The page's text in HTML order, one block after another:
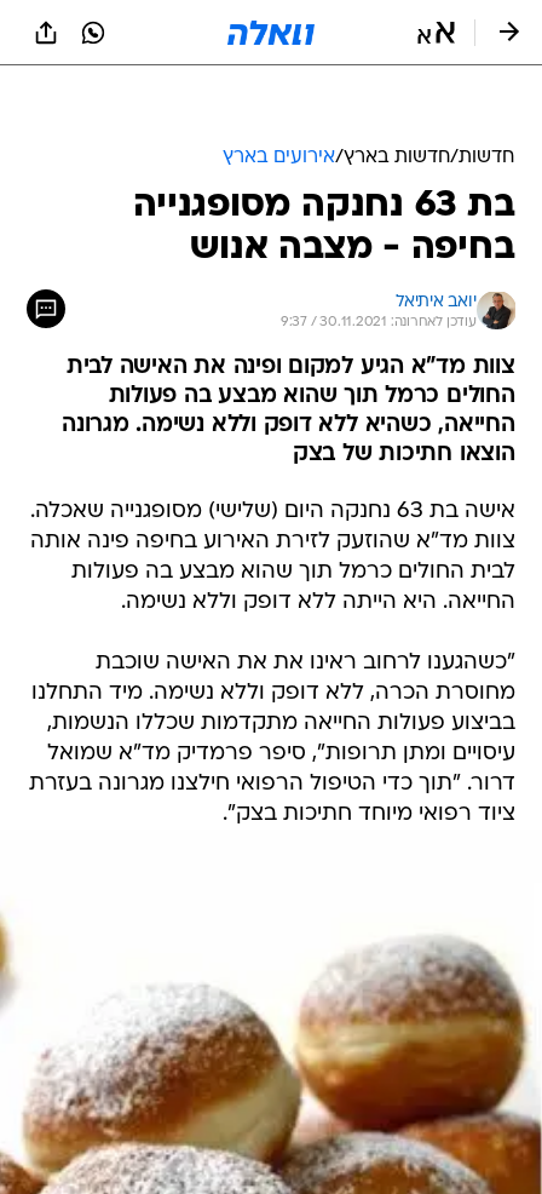
חדשות/חדשות בארץ/אירועים בארץ
בת 63 נחנקה מסופגנייה
בחיפה - מצבה אנוש
יואב איתיאל
עודכן לאחרונה: 30.11.2021 / 9:37
צוות מד"א הגיע למקום ופינה את האישה לבית
החולים כרמל תוך שהוא מבצע בה פעולות
החייאה, כשהיא ללא דופק וללא נשימה. מגרונה
הוצאו חתיכות של בצק
אישה בת 63 נחנקה היום (שלישי) מסופגנייה שאכלה.
צוות מד"א שהוזעק לזירת האירוע בחיפה פינה אותה
לבית החולים כרמל תוך שהוא מבצע בה פעולות
החייאה. היא הייתה ללא דופק וללא נשימה.
"כשהגענו לרחוב ראינו את את האישה שוכבת
מחוסרת הכרה, ללא דופק וללא נשימה. מיד התחלנו
בביצוע פעולות החייאה מתקדמות שכללו הנשמות,
עיסויים ומתן תרופות", סיפר פרמדיק מד"א שמואל
דרור. "תוך כדי הטיפול הרפואי חילצנו מגרונה בעזרת
ציוד רפואי מיוחד חתיכות בצק".